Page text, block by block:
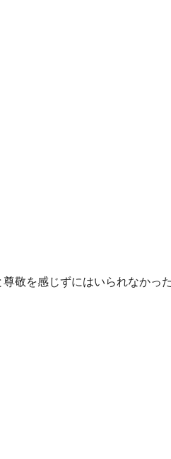
敬を感じずにはいられなかった